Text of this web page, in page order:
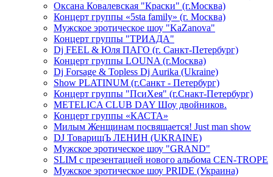
Оксана Ковалевская "Краски" (г.Москва)
Концерт группы «5sta family» (г. Москва)
Мужское эротическое шоу "KaZanova"
Концерт группы "ТРИАДА"
Dj FEEL & Юля ПАГО (г. Санкт-Петербург)
Концерт группы LOUNA (г.Москва)
Dj Forsage & Topless Dj Aurika (Ukraine)
Show PLATINUM (г.Санкт - Петербург)
Концерт группы "ПсиХея" (г.Снакт-Петербург)
METELICA CLUB DAY Шоу двойников.
Концерт группы «КАСТА»
Милым Женщинам посвящается! Just man show
DJ ТоварищЪ ЛЕНИН (UKRAINE)
Мужское эротическое шоу "GRAND"
SLIM с презентацией нового альбома CEN-TROPE
Мужское эротическое шоу PRIDE (Украина)